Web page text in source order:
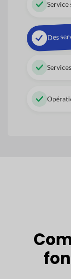
Service
Des